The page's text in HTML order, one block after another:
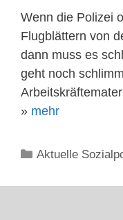
Wenn die Polizei
Flugblättern von
dann muss es
geht noch
» mehr
Kategorien
Aktuelle